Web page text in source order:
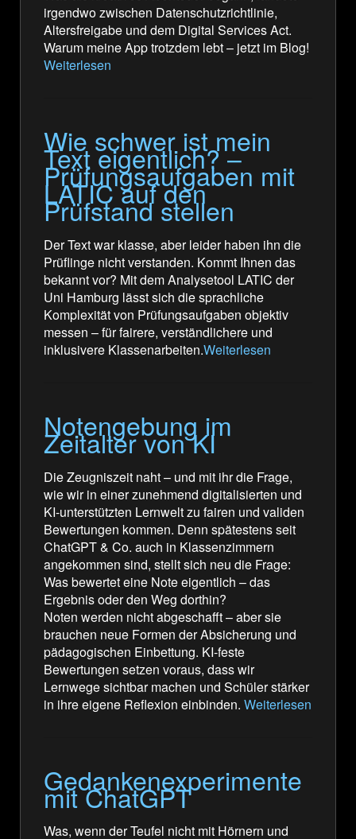
irgendwo zwischen Datenschutzrichtlinie,
Altersfreigabe und dem Digital Services Act.
Warum meine App trotzdem lebt – jetzt im Blog!
Weiterlesen
Wie schwer ist mein
Text eigentlich? –
Prüfungsaufgaben mit
LATIC auf den
Prüfstand stellen
Der Text war klasse, aber leider haben ihn die
Prüflinge nicht verstanden. Kommt Ihnen das
bekannt vor? Mit dem Analysetool LATIC der
Uni Hamburg lässt sich die sprachliche
Komplexität von Prüfungsaufgaben objektiv
messen – für fairere, verständlichere und
inklusivere Klassenarbeiten.Weiterlesen
Notengebung im
Zeitalter von KI
Die Zeugniszeit naht – und mit ihr die Frage,
wie wir in einer zunehmend digitalisierten und
KI-unterstützten Lernwelt zu fairen und validen
Bewertungen kommen. Denn spätestens seit
ChatGPT & Co. auch in Klassenzimmern
angekommen sind, stellt sich neu die Frage:
Was bewertet eine Note eigentlich – das
Ergebnis oder den Weg dorthin?
Noten werden nicht abgeschafft – aber sie
brauchen neue Formen der Absicherung und
pädagogischen Einbettung. KI-feste
Bewertungen setzen voraus, dass wir
Lernwege sichtbar machen und Schüler stärker
in ihre eigene Reflexion einbinden. Weiterlesen
Gedankenexperimente
mit ChatGPT
Was, wenn der Teufel nicht mit Hörnern und